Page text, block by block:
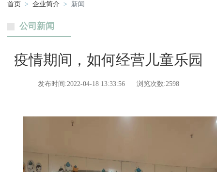
首页 企业简介 新闻
公司新闻
疫情期间，如何经营儿童乐园
发布时间:2022-04-18 13:33:56 浏览次数:2598